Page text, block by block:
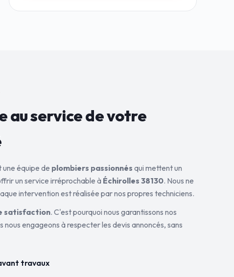
au service devotre
une équipe de plombiers passionnés qui mettent un
un service irréprochable à Échirolles 38130. Nous ne
intervention est réalisée par nos propres techniciens.
satisfaction. C'est pourquoi nous garantissons nos
nous engageons à respecter les devis annoncés, sans
travaux